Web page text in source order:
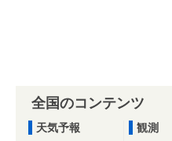
全国のコンテンツ
天気予報
観測